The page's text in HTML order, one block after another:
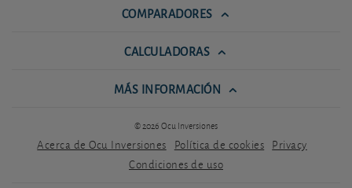
COMPARADORES
CALCULADORAS
MÁS INFORMACIÓN
© 2026 Ocu Inversiones
Acerca de Ocu Inversiones Política de cookies Privacy
Condiciones de uso